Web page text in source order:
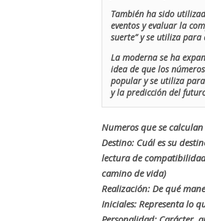
También ha sido
eventos y evaluar la
suerte” y se utiliza
La moderna se ha
idea de que los
popular y se utiliza
y la predicción del
Numeros que se
Destino: Cuál es su
lectura de
camino de vida)
Realización: De qué
Iniciales: Representa lo